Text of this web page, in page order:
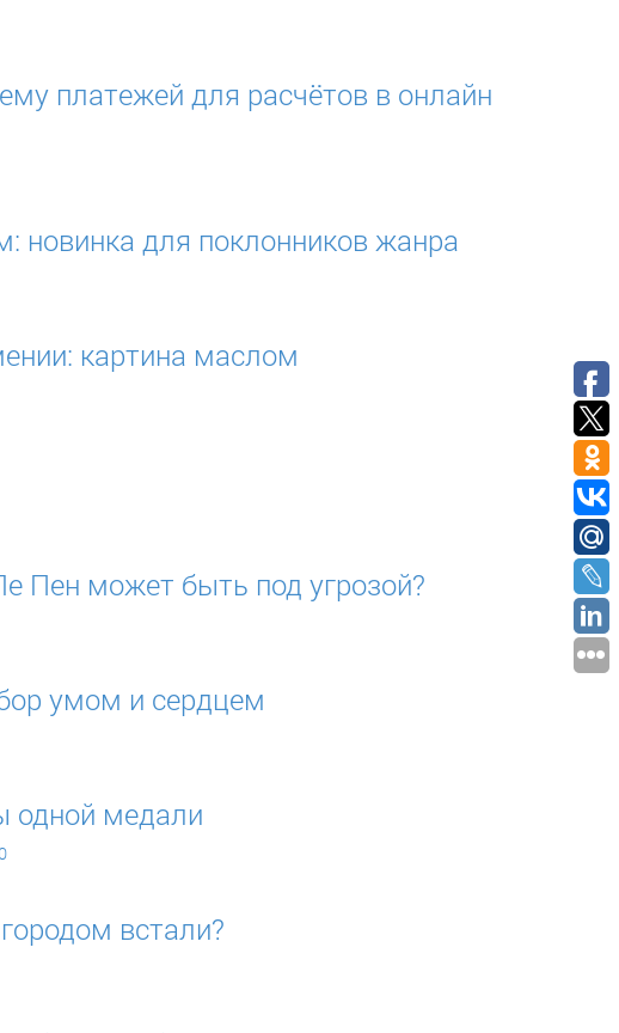
платежей для расчётов в онлайн
для поклонников жанра
картина маслом
Пен может быть под угрозой?
умом и сердцем
одной медали
0
встали?